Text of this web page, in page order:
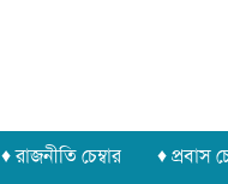
♦ রাজনীতি চেম্বার ♦ প্রবাস